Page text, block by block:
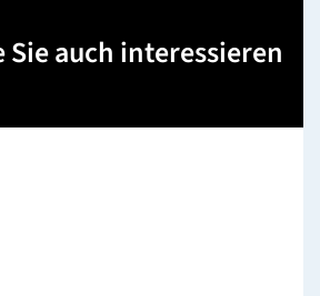
Sie auch interessieren